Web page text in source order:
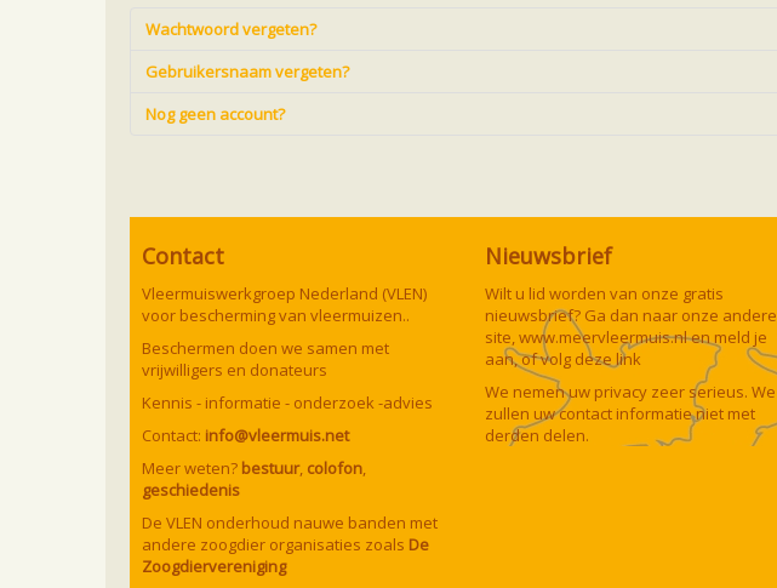
Wachtwoord vergeten?
Gebruikersnaam vergeten?
Nog geen account?
Contact
Vleermuiswerkgroep Nederland (VLEN)
voor bescherming van vleermuizen..
Beschermen doen we samen met
vrijwilligers en donateurs
Kennis - informatie - onderzoek -advies
Contact: info@vleermuis.net
Meer weten? bestuur, colofon,
geschiedenis
De VLEN onderhoud nauwe banden met
andere zoogdier organisaties zoals De
Zoogdiervereniging
Nieuwsbrief
Wilt u lid worden van onze gratis
nieuwsbrief? Ga dan naar onze andere
site,www.meervleermuis.nlen meld je
aan, of volg dezelink
We nemen uw privacy zeer serieus. We
zullen uw contact informatie niet met
derden delen.